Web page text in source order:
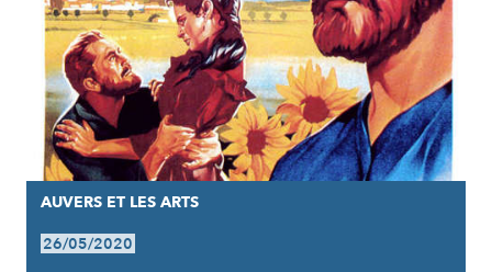
AUVERS ET LES ARTS
26/05/2020